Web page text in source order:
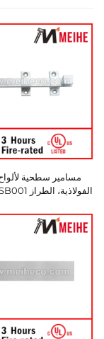
مسامير سطحية
طولها 8 بوصات